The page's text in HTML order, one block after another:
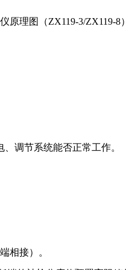
原理图（ZX119-3/ZX119-8）
调节系统能否正常工作。
相接）。